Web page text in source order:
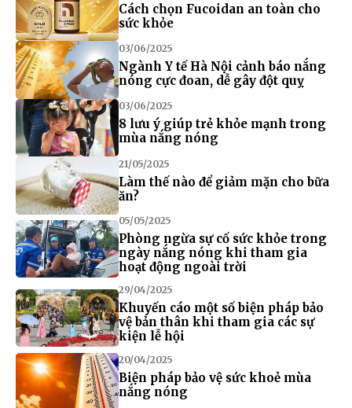
Cách chọn Fucoidan an toàn cho
sức khỏe
03/06/2025
Ngành Y tế Hà Nội cảnh báo nắng
nóng cực đoan, dễ gây đột quỵ
03/06/2025
8 lưu ý giúp trẻ khỏe mạnh trong
mùa nắng nóng
21/05/2025
Làm thế nào để giảm mặn cho bữa
ăn?
05/05/2025
Phòng ngừa sự cố sức khỏe trong
ngày nắng nóng khi tham gia
hoạt động ngoài trời
29/04/2025
Khuyến cáo một số biện pháp bảo
vệ bản thân khi tham gia các sự
kiện lễ hội
20/04/2025
Biện pháp bảo vệ sức khoẻ mùa
nắng nóng